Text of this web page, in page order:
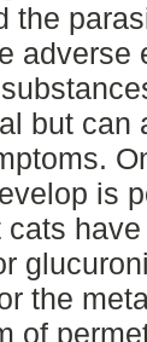
the
adverse
but can
is
cats
the
of